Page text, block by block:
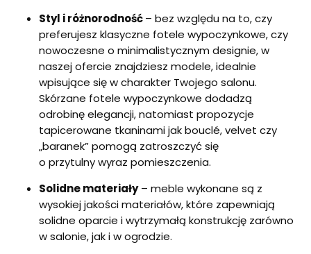
Styl i różnorodność– bez względu na to, czy
preferujesz klasyczne fotele wypoczynkowe, czy
nowoczesne o minimalistycznym designie, w
naszej ofercie znajdziesz modele, idealnie
wpisujące się w charakter Twojego salonu.
Skórzane fotele wypoczynkowe dodadzą
odrobinę elegancji, natomiast propozycje
tapicerowane tkaninami jak bouclé, velvet czy
„baranek” pomogą zatroszczyć się
o przytulny wyraz pomieszczenia.
Solidne materiały– meble wykonane są z
wysokiej jakości materiałów, które zapewniają
solidne oparcie i wytrzymałą konstrukcję zarówno
w salonie, jak i w ogrodzie.